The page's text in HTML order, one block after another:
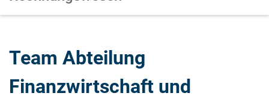
Team Abteilung
Finanzwirtschaft und